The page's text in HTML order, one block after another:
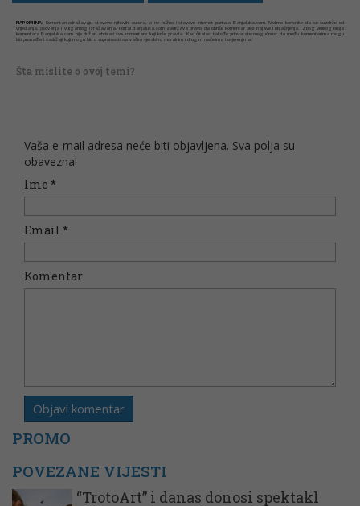
NAPOMENA: Komentari odražavaju stavove njihovih autora, a ne nužno i stavove internet portala Banjaluka.com. Molimo korisnike da se suzdrže od
vrijeđanja, psovanja i vulgarnog izražavanja. Portal Banjaluka.com zadržava pravo da obriše komentar bez najave i objašnjenja. Zbog velikog broja
komentara Banjaluka.com nije dužan obrisati sve komentare koji krše pravila. Kao čitalac takođe prihvatate mogućnost da među komentarima mogu
biti pronađeni sadržaji koji mogu biti u suprotnosti sa vašim vjerskim, moralnim i drugim načelima i uvjerenjima.
Šta mislite o ovoj temi?
Vaša e-mail adresa neće biti objavljena. Sva polja su
obavezna!
Ime *
Email *
Komentar
PROMO
POVEZANE VIJESTI
“TrotoArt” i danas donosi spektakl